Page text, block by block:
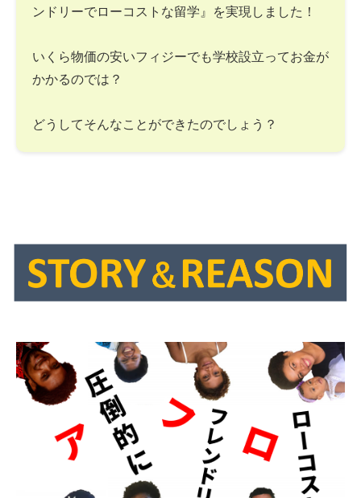
ンドリーでローコストな留学』を実現しました！
いくら物価の安いフィジーでも学校設立ってお金が
かかるのでは？
どうしてそんなことができたのでしょう？